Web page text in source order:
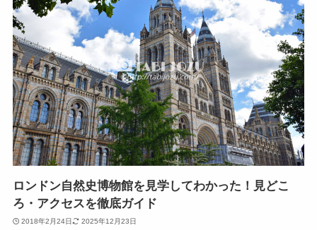
ロンドン自然史博物館を見学してわかった！見どこ
ろ・アクセスを徹底ガイド
2018年2月24日 2025年12月23日